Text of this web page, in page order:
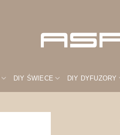
DIY ŚWIECE DIY DYFUZORY